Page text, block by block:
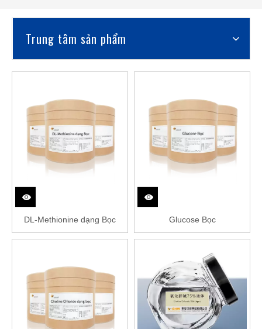
Trung tâm sản phẩm
DL-Methionine dạng Bọc Glucose Bọc